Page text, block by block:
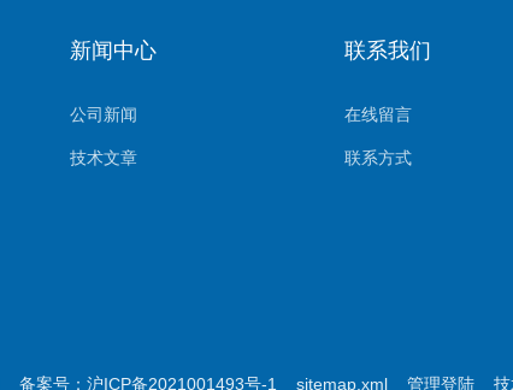
新闻中心
公司新闻
技术文章
联系我们
在线留言
联系方式
备案号： 沪ICP备2021001493号-1 sitemap.xml 管理登陆 技